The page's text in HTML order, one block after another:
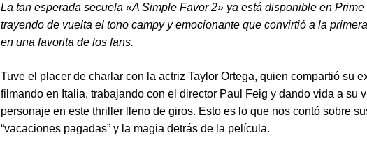
La tan esperada secuela «A Simple Favor 2» ya está disponible en Prime
trayendo de vuelta el tono campy y emocionante que convirtió a la
en una favorita de los fans.
Tuve el placer de charlar con la actriz Taylor Ortega, quien compartió su
filmando en Italia, trabajando con el director Paul Feig y dando vida a su
personaje en este thriller lleno de giros. Esto es lo que nos contó sobre
“vacaciones pagadas” y la magia detrás de la película.